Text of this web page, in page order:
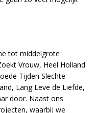
tot middelgrote
Vrouw, Heel Holland
Tijden Slechte
Lang Leve de Liefde,
door. Naast ons
waarbij we